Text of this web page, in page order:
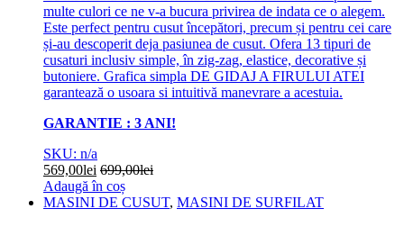
multe culori ce ne v-a bucura privirea de indata ce o alegem.
Este perfect pentru cusut începători, precum și pentru cei care
și-au descoperit deja pasiunea de cusut. Ofera 13 tipuri de
cusaturi inclusiv simple, în zig-zag, elastice, decorative și
butoniere. Grafica simpla DE GIDAJ A FIRULUI ATEI
garantează o usoara si intuitivă manevrare a acestuia.
GARANTIE : 3 ANI!
SKU: n/a
569,00lei 699,00lei
Adaugă în coș
MASINI DE CUSUT, MASINI DE SURFILAT